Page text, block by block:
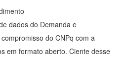
dados do Demanda e
do CNPq com a
em formato aberto. Ciente desse